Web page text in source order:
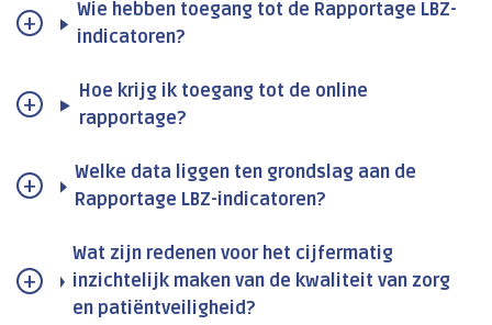
Wie hebben toegang tot de Rapportage LBZ-
indicatoren?
Hoe krijg ik toegang tot de online
rapportage?
Welke data liggen ten grondslag aan de
Rapportage LBZ-indicatoren?
Wat zijn redenen voor het cijfermatig
inzichtelijk maken van de kwaliteit van zorg
en patiëntveiligheid?